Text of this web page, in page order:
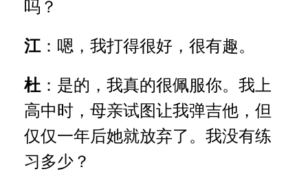
吗？
江：嗯，我打得很好，很有趣。
杜 ：是的，我真的很佩服你。我上
高中时，母亲试图让我弹吉他，但
仅仅一年后她就放弃了。我没有练
习多少？